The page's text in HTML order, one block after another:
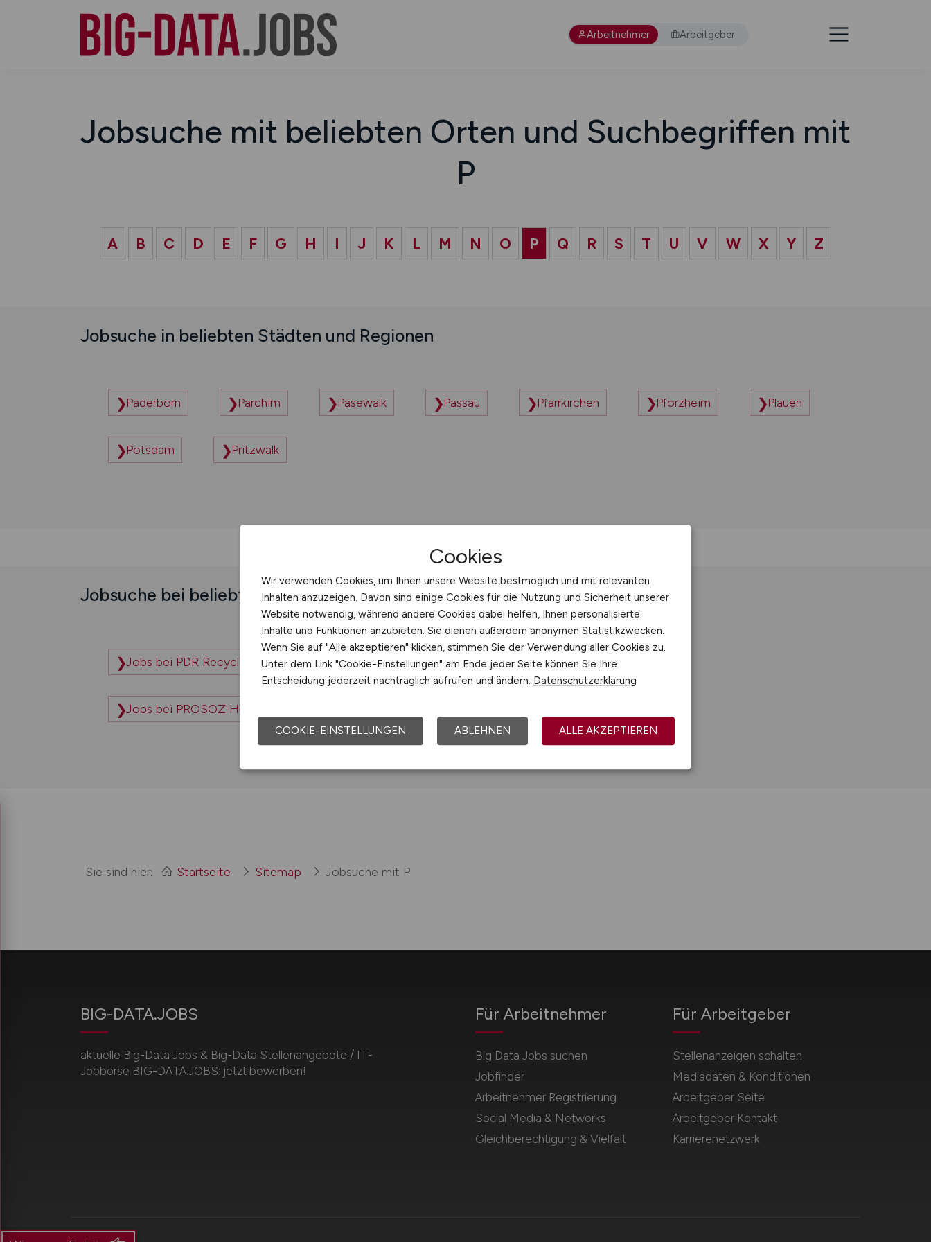
Arbeitnehmer Arbeitgeber
Jobsuche mit beliebten Orten und Suchbegriffen mit
P
A B C D E F G H I J K L M N O P Q R S T U V W X Y Z
Jobsuche in beliebten Städten und Regionen
Paderborn Parchim Pasewalk Passau Pfarrkirchen Pforzheim Plauen
Potsdam Pritzwalk
Jobsuche bei beliebten Unternehmen
Jobs bei PDR Recycling GmbH + Co KG Jobs bei Poppe + Potthoff GmbH
Jobs bei PROSOZ Herten GmbH
Sie sind hier: Startseite Sitemap Jobsuche mit P
BIG-DATA.JOBS
aktuelle Big-Data Jobs & Big-Data Stellenangebote / IT-
Jobbörse BIG-DATA.JOBS: jetzt bewerben!
Für Arbeitnehmer
Big Data Jobs suchen
Jobfinder
Arbeitnehmer Registrierung
Social Media & Networks
Gleichberechtigung & Vielfalt
Für Arbeitgeber
Stellenanzeigen schalten
Mediadaten & Konditionen
Arbeitgeber Seite
Arbeitgeber Kontakt
Karrierenetzwerk
Cookies
Wir verwenden Cookies, um Ihnen unsere Website bestmöglich und mit relevanten
Inhalten anzuzeigen. Davon sind einige Cookies für die Nutzung und Sicherheit unserer
Website notwendig, während andere Cookies dabei helfen, Ihnen personalisierte
Inhalte und Funktionen anzubieten. Sie dienen außerdem anonymen Statistikzwecken.
Wenn Sie auf "Alle akzeptieren" klicken, stimmen Sie der Verwendung aller Cookies zu.
Unter dem Link "Cookie-Einstellungen" am Ende jeder Seite können Sie Ihre
Entscheidung jederzeit nachträglich aufrufen und ändern. Datenschutzerklärung
COOKIE-EINSTELLUNGEN ABLEHNEN ALLE AKZEPTIEREN